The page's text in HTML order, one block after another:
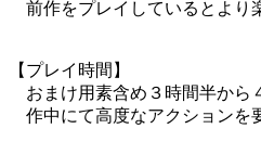
前作をプレイしているとより
【プレイ時間】
おまけ用素含め３時間半から
作中にて高度なアクションを